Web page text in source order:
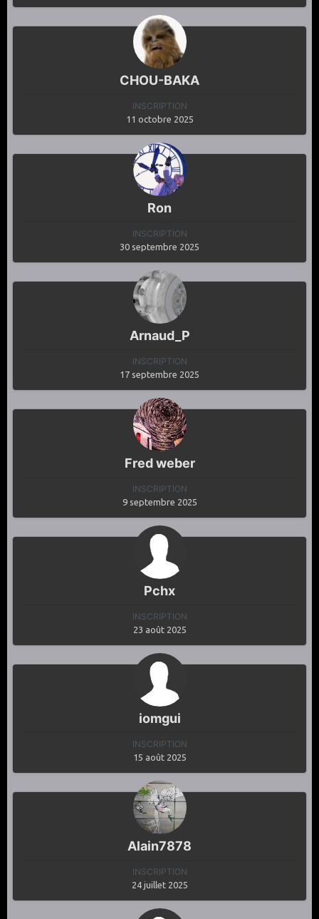
CHOU-BAKA
INSCRIPTION
11 octobre 2025
Ron
INSCRIPTION
30 septembre 2025
Arnaud_P
INSCRIPTION
17 septembre 2025
Fred weber
INSCRIPTION
9 septembre 2025
Pchx
INSCRIPTION
23 août 2025
iomgui
INSCRIPTION
15 août 2025
Alain7878
INSCRIPTION
24 juillet 2025